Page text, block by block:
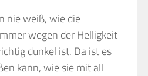
nie weiß, wie die
wegen der Helligkeit
dunkel ist. Da ist es
kann, wie sie mit all